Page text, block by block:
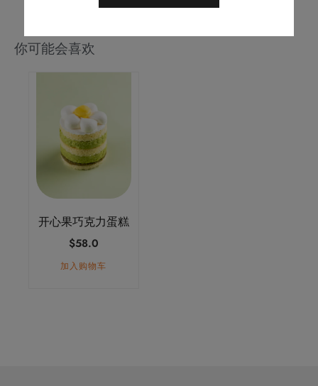
你可能会喜欢
开心果巧克力蛋糕
$58.0
加入购物车